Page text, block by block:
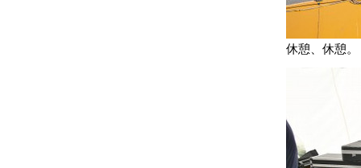
休憩、休憩。